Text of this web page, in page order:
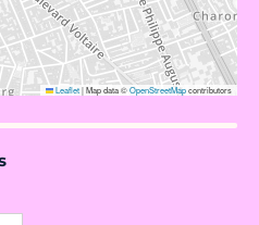
Leaflet|Map data ©OpenStreetMapcontributors